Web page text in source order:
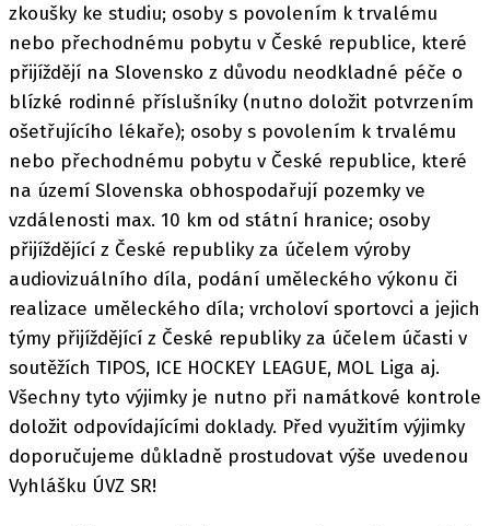
zkoušky ke studiu; osoby s povolením k trvalému
nebo přechodnému pobytu v České republice, které
přijíždějí na Slovensko z důvodu neodkladné péče o
blízké rodinné příslušníky (nutno doložit potvrzením
ošetřujícího lékaře); osoby s povolením k trvalému
nebo přechodnému pobytu v České republice, které
na území Slovenska obhospodařují pozemky ve
vzdálenosti max. 10 km od státní hranice; osoby
přijíždějící z České republiky za účelem výroby
audiovizuálního díla, podání uměleckého výkonu či
realizace uměleckého díla; vrcholoví sportovci a jejich
týmy přijíždějící z České republiky za účelem účasti v
soutěžích TIPOS, ICE HOCKEY LEAGUE, MOL Liga aj.
Všechny tyto výjimky je nutno při namátkové kontrole
doložit odpovídajícími doklady. Před využitím výjimky
doporučujeme důkladně prostudovat výše uvedenou
Vyhlášku ÚVZ SR!